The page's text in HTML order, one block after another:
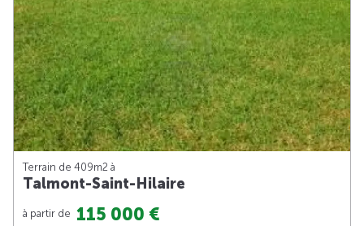
Terrain de 409m2 à
Talmont-Saint-Hilaire
à partir de 115 000 €